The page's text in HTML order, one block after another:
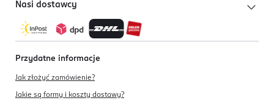
Nasi dostawcy
Przydatne informacje
Jak złożyć zamówienie?
Jakie są formy i koszty dostawy?